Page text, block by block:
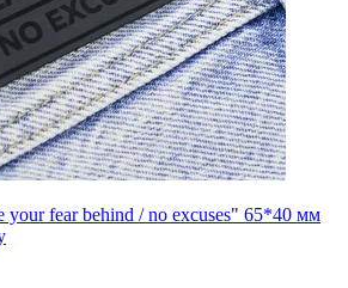
fear behind / no excuses" 65*40 мм